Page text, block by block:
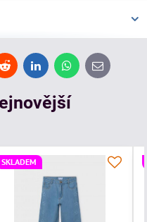
Reddit LinkedInWhatsApp
E-
mail
SKLADEM